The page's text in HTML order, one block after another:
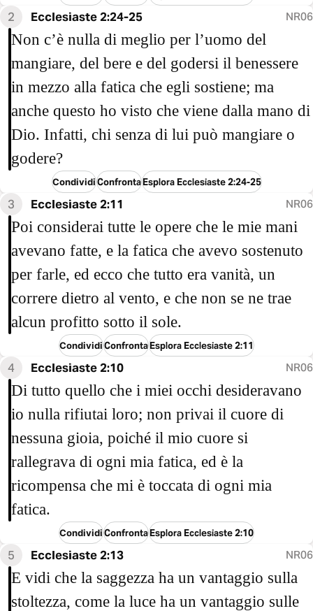
2 Ecclesiaste 2:24-25 NR06
Non c’è nulla di meglio per l’uomo del
mangiare, del bere e del godersi il benessere
in mezzo alla fatica che egli sostiene; ma
anche questo ho visto che viene dalla mano di
Dio. Infatti, chi senza di lui può mangiare o
godere?
CondividiConfrontaEsplora Ecclesiaste 2:24-25
3 Ecclesiaste 2:11 NR06
Poi considerai tutte le opere che le mie mani
avevano fatte, e la fatica che avevo sostenuto
per farle, ed ecco che tutto era vanità, un
correre dietro al vento, e che non se ne trae
alcun profitto sotto il sole.
CondividiConfrontaEsplora Ecclesiaste 2:11
4 Ecclesiaste 2:10 NR06
Di tutto quello che i miei occhi desideravano
io nulla rifiutai loro; non privai il cuore di
nessuna gioia, poiché il mio cuore si
rallegrava di ogni mia fatica, ed è la
ricompensa che mi è toccata di ogni mia
fatica.
CondividiConfrontaEsplora Ecclesiaste 2:10
5 Ecclesiaste 2:13 NR06
E vidi che la saggezza ha un vantaggio sulla
stoltezza, come la luce ha un vantaggio sulle